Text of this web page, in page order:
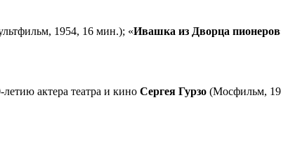
1954, 16 мин.); «Ивашка из Дворца пионеров
летию актера театра и кино Сергея Гурзо (Мосфильм,